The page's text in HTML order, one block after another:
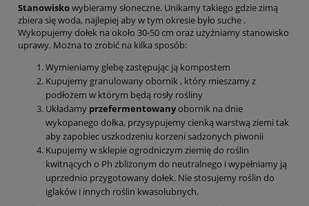
Stanowiskowybieramy słoneczne. Unikamy takiego gdzie zimą
zbiera się woda, najlepiej aby w tym okresie było suche .
Wykopujemy dołek na około 30-50 cm oraz użyźniamy stanowisko
uprawy. Można to zrobić na kilka sposób:
Wymieniamy glebę zastępując ją kompostem
Kupujemy granulowany obornik , który mieszamy z
podłożem w którym będą rosły rośliny
Układamy przefermentowanyobornik na dnie
wykopanego dołka, przysypujemy cienką warstwą ziemi tak
aby zapobiec uszkodzeniu korzeni sadzonych piwonii
Kupujemy w sklepie ogrodniczym ziemię do roślin
kwitnących o Ph zbliżonym do neutralnego i wypełniamy ją
uprzednio przygotowany dołek. Nie stosujemy roślin do
iglaków i innych roślin kwasolubnych.